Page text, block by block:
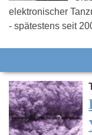
elektronischer
- spätestens seit